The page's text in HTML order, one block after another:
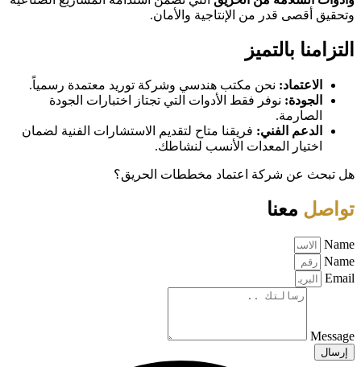
وتحقيق أقصى قدر من الإنتاجية والأمان.
التزامنا بالتميز
الاعتماد: نحن مكتب هندسي وشركة توريد معتمدة رسمياً.
الجودة: نوفر فقط الأدوات التي تجتاز اختبارات الجودة
الصارمة.
الدعم الفني: فريقنا متاح لتقديم الاستشارات الفنية لضمان
اختيار المعدات الأنسب لنشاطك.
هل تبحث عن شركة اعتماد مخططات الحريق؟
تواصل معنا
Name
Name
Email
Message
إرسال